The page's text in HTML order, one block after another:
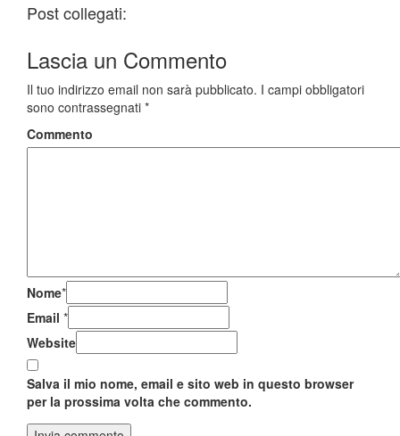
Post collegati:
Lascia un Commento
Il tuo indirizzo email non sarà pubblicato. I campi obbligatori
sono contrassegnati *
Commento
Nome*
Email *
Website
Salva il mio nome, email e sito web in questo browser
per la prossima volta che commento.